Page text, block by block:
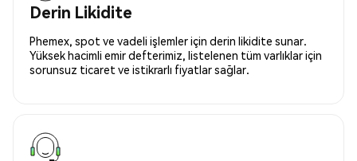
Derin Likidite
Phemex, spot ve vadeli işlemler için derin likidite sunar.
Yüksek hacimli emir defterimiz, listelenen tüm varlıklar için
sorunsuz ticaret ve istikrarlı fiyatlar sağlar.